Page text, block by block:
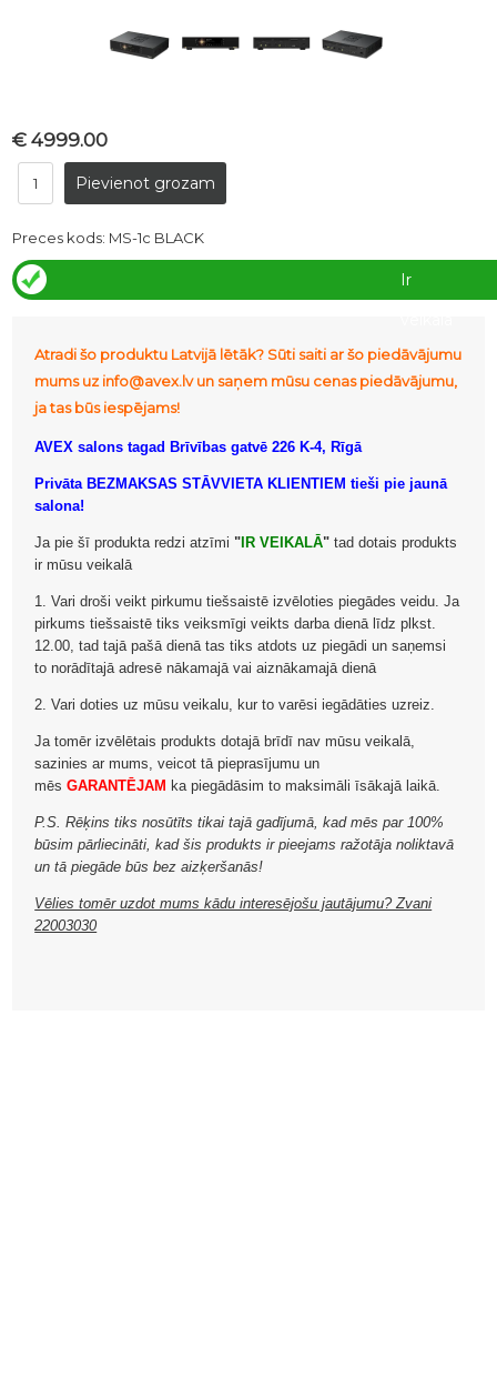
€ 4999.00
Preces kods: MS-1c BLACK
Ir
Atradi šo produktu Latvijā lētāk? Sūti saiti ar šo piedāvājumu
mums uz info@avex.lv un saņem mūsu cenas piedāvājumu,
ja tas būs iespējams!
AVEX salons tagad Brīvības gatvē 226 K-4, Rīgā
Privāta BEZMAKSAS STĀVVIETA KLIENTIEM tieši pie jaunā
salona!
Ja pie šī produkta redzi atzīmi " IR VEIKALĀ" tad dotais produkts
ir mūsu veikalā
1. Vari droši veikt pirkumu tiešsaistē izvēloties piegādes veidu. Ja
pirkums tiešsaistē tiks veiksmīgi veikts darba dienā līdz plkst.
12.00, tad tajā pašā dienā tas tiks atdots uz piegādi un saņemsi
to norādītajā adresē nākamajā vai aiznākamajā dienā
2. Vari doties uz mūsu veikalu, kur to varēsi iegādāties uzreiz.
Ja tomēr izvēlētais produkts dotajā brīdī nav mūsu veikalā,
sazinies ar mums, veicot tā pieprasījumu un
mēsGARANTĒJAM ka piegādāsim to maksimāli īsākajā laikā.
P.S. Rēķins tiks nosūtīts tikai tajā gadījumā, kad mēs par 100%
būsim pārliecināti, kad šis produkts ir pieejams ražotāja noliktavā
un tā piegāde būs bez aizķeršanās!
Vēlies tomēr uzdot mums kādu interesējošu jautājumu? Zvani
22003030